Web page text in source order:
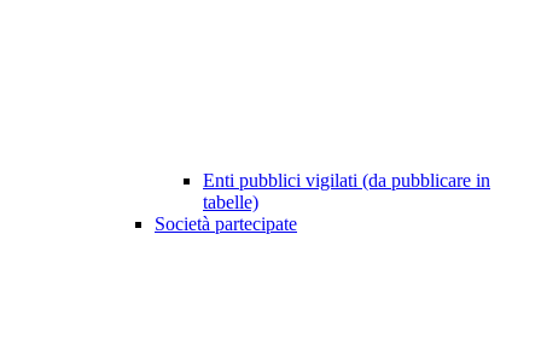
Enti pubblici vigilati (da pubblicare in
tabelle)
Società partecipate